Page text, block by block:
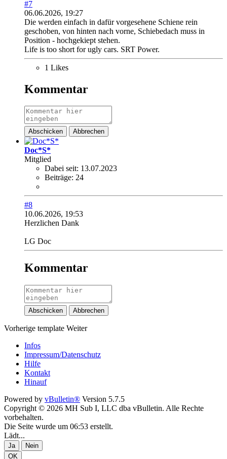
#7
06.06.2026, 19:27
Die werden einfach in dafür vorgesehene Schiene rein
geschoben, von hinten nach vorne, Schiebedach muss in
Position - hochgekiept stehen.
Life is too short for ugly cars. SRT Power.
1 Likes
Kommentar
Abschicken Abbrechen
Doc*S*
Mitglied
Dabei seit: 13.07.2023
Beiträge: 24
#8
10.06.2026, 19:53
Herzlichen Dank
LG Doc​
Kommentar
Abschicken Abbrechen
Vorherige template Weiter
Infos
Impressum/Datenschutz
Hilfe
Kontakt
Hinauf
Powered by vBulletin® Version 5.7.5
Copyright © 2026 MH Sub I, LLC dba vBulletin. Alle Rechte
vorbehalten.
Die Seite wurde um 06:53 erstellt.
Lädt...
Ja
Nein
OK